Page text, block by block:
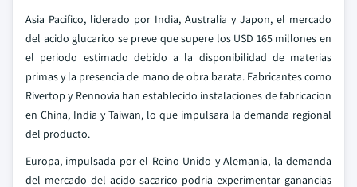
Asia Pacifico, liderado por India, Australia y Japon, el mercado
del acido glucarico se preve que supere los USD 165 millones en
el periodo estimado debido a la disponibilidad de materias
primas y la presencia de mano de obra barata. Fabricantes como
Rivertop y Rennovia han establecido instalaciones de fabricacion
en China, India y Taiwan, lo que impulsara la demanda regional
del producto.
Europa, impulsada por el Reino Unido y Alemania, la demanda
del mercado del acido sacarico podria experimentar ganancias